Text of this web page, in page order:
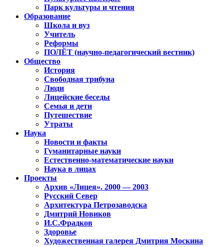
Парк культуры и чтения
Образование
Школа и вуз
Учитель
Реформы
ПОЛЁТ (научно-педагогический вестник)
Общество
История
Свободная трибуна
Люди
Лицейские беседы
Семья и дети
Путешествие
Утраты
Наука
Новости и факты
Гуманитарные науки
Естественно-математические науки
Наука в лицах
Проекты
Архив «Лицея». 2000 — 2003
Русский Север
Архитектура Петрозаводска
Дмитрий Новиков
И.С.Фрадков
Здоровье
Художественная галерея Дмитрия Москина